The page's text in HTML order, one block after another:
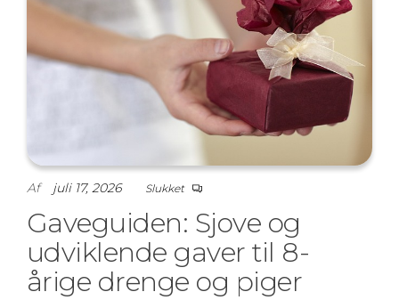
Af juli 17, 2026 Slukket
Gaveguiden: Sjove og
udviklende gaver til 8-
årige drenge og piger